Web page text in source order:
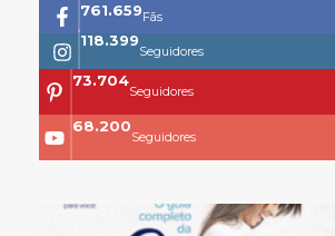
761.659Fãs
118.399
Seguidores
73.704
Seguidores
68.200
Seguidores